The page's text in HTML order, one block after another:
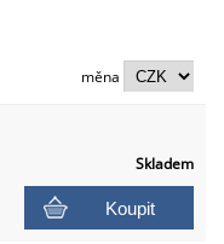
měna
Skladem
Koupit